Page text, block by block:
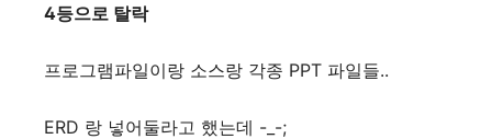
4등으로 탈락
프로그램파일이랑 소스랑 각종 PPT 파일들..
ERD 랑 넣어둘라고 했는데 -_-;